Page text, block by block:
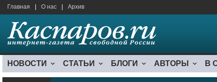
Главная О нас Архив
НОВОСТИ СТАТЬИ БЛОГИ АВТОРЫ В